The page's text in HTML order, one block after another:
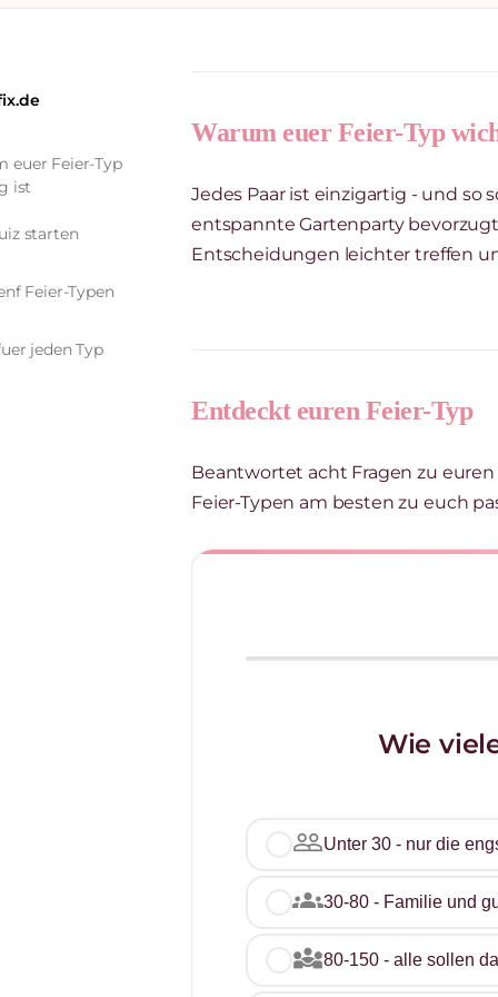
euer Feier-Typ
ist
starten
Feier-Typen
jeden Typ
Warum euer Feier-Typ
Jedes Paar ist einzigartig - und so
entspannte Gartenparty
Entscheidungen leichter treffen
Entdeckt euren Feier-Typ
Beantwortet acht Fragen zu
Feier-Typen am besten zu euch
Wie
people_outlineUnter 30 - nur die
groups30-80 - Familie und
diversity_380-150 - alle sollen